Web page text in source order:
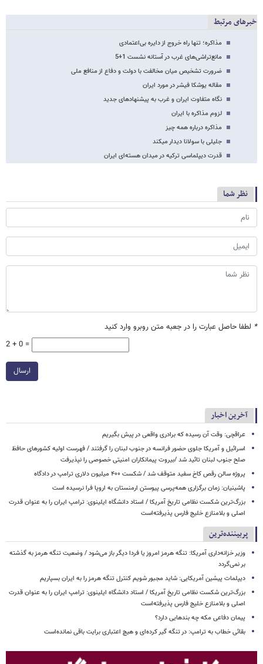
خبرهای مرتبط
مذاکره؛ تنها راه خروج از دایره بی‌اعتمادی
مانع‌تراشی‌های غرب در آستانه نشست 1+5
ضرورت تشخیص میان مخالفت با دولت و دفاع از منافع ملی
مقاله یوشکا فیشر در مورد ایران
نگاه متفاوت ایران و غرب به پیشنهادهای جدید
لزوم مذاکره با ایران
مذاکره درباره همه چیز
جلیلی با سولانا دیدار می​کند
قدرت‌ دیپلماسی ترکیه در میدان هسته‌ای ایران
نظر شما
* لطفا حاصل عبارت را در جعبه متن روبرو وارد کنید
2 + 0 =
ارسال
آخرین اخبار
عراقچی: وقت آن رسیده که برادری واقعی در پیش بگیریم
اسرائیل و آمریکا جلوی حضور فرانسه در جنوب لبنان را گرفتند / فهرست اولیه کشورهای حافظ
صلح جنوب لبنان تائید شد /بیروت پیمانکاران امنیتی خصوصی را نپذیرفت
پروژه سالن رقص کاخ سفید متوقف شد / شکست ۴۰۰ میلیون دلاری ترامپ در دادگاه
پاشینیان: زمان برگزاری همه‌پرسی پیوستن ارمنستان به اروپا فرا نرسیده است
بزرگ‌ترین شکست نظامی تاریخ آمریکا / استاد دانشگاه ایلینوی: ترامپ ایران را به عنوان قدرت
اصلی و بلامنازع خلیج فارس پذیرفته‌است
پربیننده‌ترین
وزیر خزانه‌داری آمریکا: تنگه هرمز امروز یا فردا دیگر باز می‌شود / وضعیت تنگه هرمز به گذشته
بر نمی‌گردد
دیپلمات پیشین آمریکایی: شاید مجبور شویم کنترل تنگه هرمز را به ایران بسپاریم
بزرگ‌ترین شکست نظامی تاریخ آمریکا / استاد دانشگاه ایلینوی: ترامپ ایران را به عنوان قدرت
اصلی و بلامنازع خلیج فارس پذیرفته‌است
پیمان دفاعی مکه چه بندهایی دارد؟
بقائی خطاب به ترامپ: در تنگه گیر کرده‌ای و هیچ اعتباری برایت باقی نمانده‌است